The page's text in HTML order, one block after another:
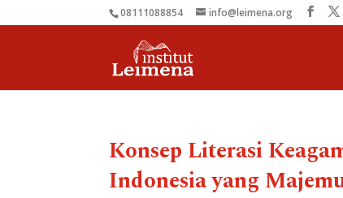
08111088854 info@leimena.org
Konsep Literasi
Indonesia yang